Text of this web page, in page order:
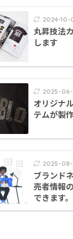
2024-10-
丸昇技法
します
2025-
オリジナ
テムが製
2025-
ブランド
売者情報
できます。